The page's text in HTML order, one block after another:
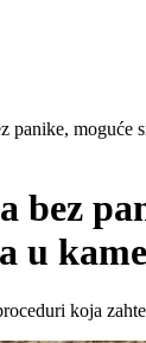
panike, moguće
u
koja